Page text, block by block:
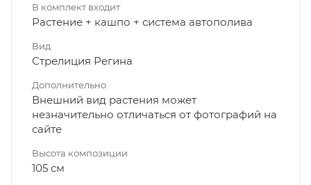
В комплект входит
Растение + кашпо + система автополива
Вид
Стрелиция Регина
Дополнительно
Внешний вид растения может
незначительно отличаться от фотографий на
сайте
Высота композиции
105 см